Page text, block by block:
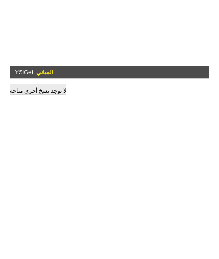
YSIGet المباني
لا توجد نسخ أخرى متاحة